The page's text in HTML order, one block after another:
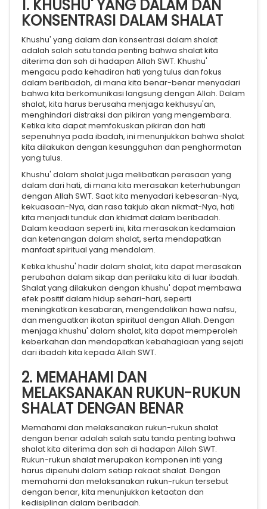
1. KHUSHU' YANG DALAM DAN
KONSENTRASI DALAM SHALAT
Khushu' yang dalam dan konsentrasi dalam shalat
adalah salah satu tanda penting bahwa shalat kita
diterima dan sah di hadapan Allah SWT. Khushu'
mengacu pada kehadiran hati yang tulus dan fokus
dalam beribadah, di mana kita benar-benar menyadari
bahwa kita berkomunikasi langsung dengan Allah. Dalam
shalat, kita harus berusaha menjaga kekhusyu'an,
menghindari distraksi dan pikiran yang mengembara.
Ketika kita dapat memfokuskan pikiran dan hati
sepenuhnya pada ibadah, ini menunjukkan bahwa shalat
kita dilakukan dengan kesungguhan dan penghormatan
yang tulus.
Khushu' dalam shalat juga melibatkan perasaan yang
dalam dari hati, di mana kita merasakan keterhubungan
dengan Allah SWT. Saat kita menyadari kebesaran-Nya,
kekuasaan-Nya, dan rasa takjub akan nikmat-Nya, hati
kita menjadi tunduk dan khidmat dalam beribadah.
Dalam keadaan seperti ini, kita merasakan kedamaian
dan ketenangan dalam shalat, serta mendapatkan
manfaat spiritual yang mendalam.
Ketika khushu' hadir dalam shalat, kita dapat merasakan
perubahan dalam sikap dan perilaku kita di luar ibadah.
Shalat yang dilakukan dengan khushu' dapat membawa
efek positif dalam hidup sehari-hari, seperti
meningkatkan kesabaran, mengendalikan hawa nafsu,
dan menguatkan ikatan spiritual dengan Allah. Dengan
menjaga khushu' dalam shalat, kita dapat memperoleh
keberkahan dan mendapatkan kebahagiaan yang sejati
dari ibadah kita kepada Allah SWT.
2. MEMAHAMI DAN
MELAKSANAKAN RUKUN-RUKUN
SHALAT DENGAN BENAR
Memahami dan melaksanakan rukun-rukun shalat
dengan benar adalah salah satu tanda penting bahwa
shalat kita diterima dan sah di hadapan Allah SWT.
Rukun-rukun shalat merupakan komponen inti yang
harus dipenuhi dalam setiap rakaat shalat. Dengan
memahami dan melaksanakan rukun-rukun tersebut
dengan benar, kita menunjukkan ketaatan dan
kedisiplinan dalam beribadah.